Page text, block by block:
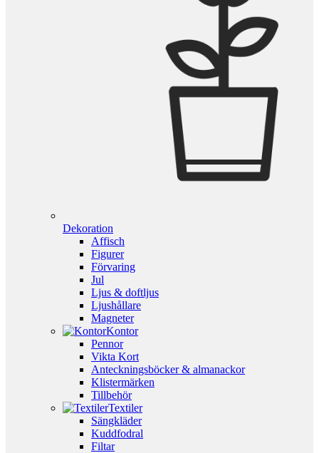
Dekoration
Affisch
Figurer
Förvaring
Jul
Ljus & doftljus
Ljushållare
Magneter
Kontor
Pennor
Vikta Kort
Anteckningsböcker & almanackor
Klistermärken
Tillbehör
Textiler
Sängkläder
Kuddfodral
Filtar